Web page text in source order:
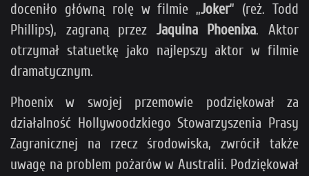
doceniło główną rolę w filmie „Joker” (reż. Todd
Phillips), zagraną przez Jaquina Phoenixa. Aktor
otrzymał statuetkę jako najlepszy aktor w filmie
dramatycznym.
Phoenix w swojej przemowie podziękował za
działalność Hollywoodzkiego Stowarzyszenia Prasy
Zagranicznej na rzecz środowiska, zwrócił także
uwagę na problem pożarów w Australii. Podziękował